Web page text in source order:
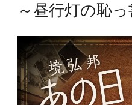
～昼行灯の恥っ